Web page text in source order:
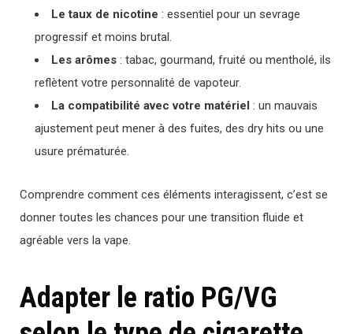
Le taux de nicotine : essentiel pour un sevrage
progressif et moins brutal.
Les arômes: tabac, gourmand, fruité ou mentholé, ils
reflètent votre personnalité de vapoteur.
La compatibilité avec votre matériel : un mauvais
ajustement peut mener à des fuites, des dry hits ou une
usure prématurée.
Comprendre comment ces éléments interagissent, c’est se
donner toutes les chances pour une transition fluide et
agréable vers la vape.
Adapter le ratio PG/VG